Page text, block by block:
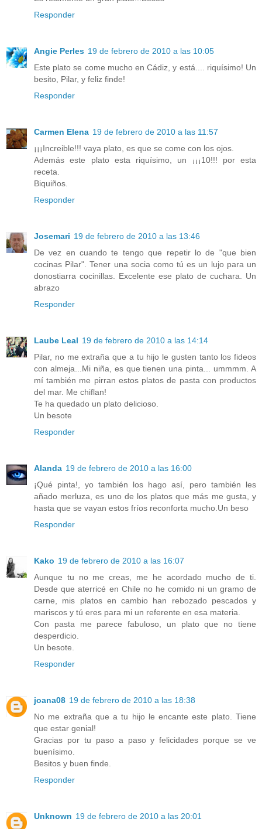
Responder
Angie Perles 19 de febrero de 2010 a las 10:05
Este plato se come mucho en Cádiz, y está.... riquísimo! Un
besito, Pilar, y feliz finde!
Responder
Carmen Elena 19 de febrero de 2010 a las 11:57
¡¡¡Increible!!! vaya plato, es que se come con los ojos.
Además este plato esta riquísimo, un ¡¡¡10!!! por esta
receta.
Biquiños.
Responder
Josemari 19 de febrero de 2010 a las 13:46
De vez en cuando te tengo que repetir lo de "que bien
cocinas Pilar". Tener una socia como tú es un lujo para un
donostiarra cocinillas. Excelente ese plato de cuchara. Un
abrazo
Responder
Laube Leal 19 de febrero de 2010 a las 14:14
Pilar, no me extraña que a tu hijo le gusten tanto los fideos
con almeja...Mi niña, es que tienen una pinta... ummmm. A
mí también me pirran estos platos de pasta con productos
del mar. Me chiflan!
Te ha quedado un plato delicioso.
Un besote
Responder
Alanda 19 de febrero de 2010 a las 16:00
¡Qué pinta!, yo también los hago así, pero también les
añado merluza, es uno de los platos que más me gusta, y
hasta que se vayan estos fríos reconforta mucho.Un beso
Responder
Kako 19 de febrero de 2010 a las 16:07
Aunque tu no me creas, me he acordado mucho de ti.
Desde que aterricé en Chile no he comido ni un gramo de
carne, mis platos en cambio han rebozado pescados y
mariscos y tú eres para mi un referente en esa materia.
Con pasta me parece fabuloso, un plato que no tiene
desperdicio.
Un besote.
Responder
joana08 19 de febrero de 2010 a las 18:38
No me extraña que a tu hijo le encante este plato. Tiene
que estar genial!
Gracias por tu paso a paso y felicidades porque se ve
buenísimo.
Besitos y buen finde.
Responder
Unknown 19 de febrero de 2010 a las 20:01